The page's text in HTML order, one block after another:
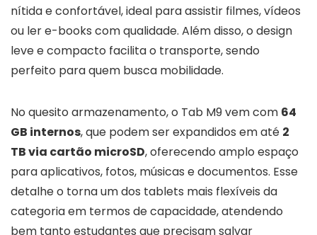
nítida e confortável, ideal para assistir filmes, vídeos
ou ler e-books com qualidade. Além disso, o design
leve e compacto facilita o transporte, sendo
perfeito para quem busca mobilidade.
No quesito armazenamento, o Tab M9 vem com 64
GB internos, que podem ser expandidos em até 2
TB via cartão microSD, oferecendo amplo espaço
para aplicativos, fotos, músicas e documentos. Esse
detalhe o torna um dos tablets mais flexíveis da
categoria em termos de capacidade, atendendo
bem tanto estudantes que precisam salvar